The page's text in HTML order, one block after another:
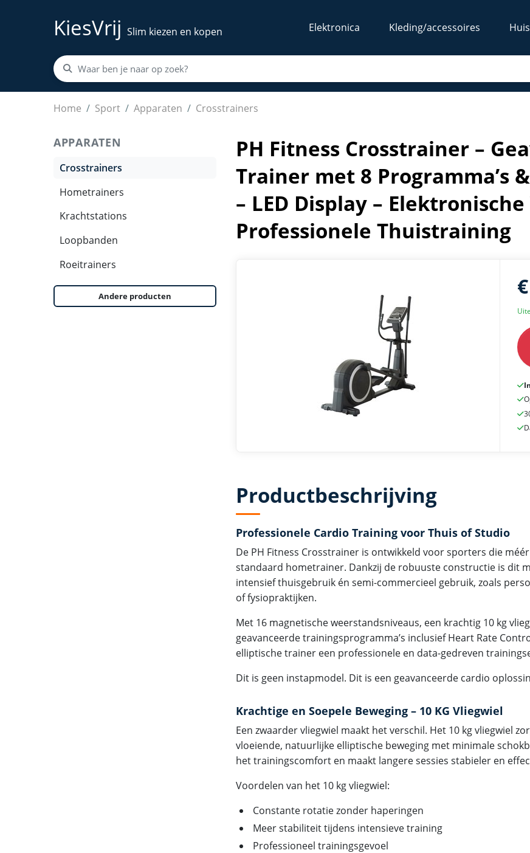
KiesVrij Slim kiezen en kopen Elektronica Kleding/accessoires
Home Sport Apparaten Crosstrainers
PH Fitness Crosstrainer – Geavanceerde Elliptische Trainer met 8 Programma’s & HRC
APPARATEN
Crosstrainers
Hometrainers
Krachtstations
Loopbanden
Roeitrainers
Andere producten
PH Fitness Crosstrainer –
Trainer met 8 Programma’s
– LED Display –
Professionele Thuistraining
Productbeschrijving
Professionele Cardio Training voor Thuis of Studio
De PH Fitness Crosstrainer is ontwikkeld voor sporters die
standaard hometrainer. Dankzij de robuuste constructie is dit
intensief thuisgebruik én semi-commercieel gebruik, zoals
of fysiopraktijken.
Met 16 magnetische weerstandsniveaus, een krachtig 10 kg
geavanceerde trainingsprogramma’s inclusief Heart Rate
elliptische trainer een professionele en data-gedreven
Dit is geen instapmodel. Dit is een geavanceerde cardio
Krachtige en Soepele Beweging – 10 KG Vliegwiel
Een zwaarder vliegwiel maakt het verschil. Het 10 kg vliegwiel
vloeiende, natuurlijke elliptische beweging met minimale
het trainingscomfort en maakt langere sessies stabieler en
Voordelen van het 10 kg vliegwiel:
Constante rotatie zonder haperingen
Meer stabiliteit tijdens intensieve training
Professioneel trainingsgevoel